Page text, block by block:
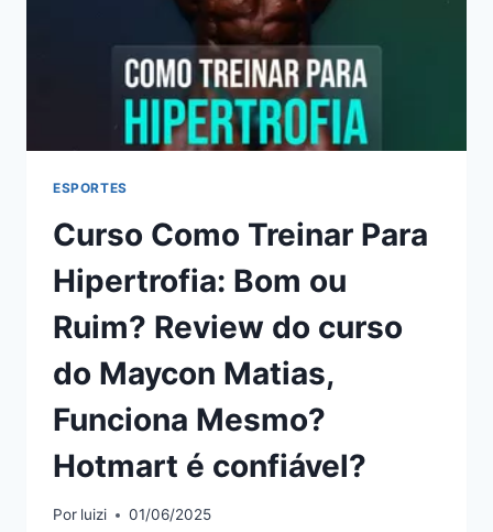
ESPORTES
Curso Como Treinar Para
Hipertrofia: Bom ou
Ruim? Review do curso
do Maycon Matias,
Funciona Mesmo?
Hotmart é confiável?
Por luizi 01/06/2025